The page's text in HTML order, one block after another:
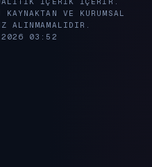
VE KURUMSAL
ALINMAMALIDIR.
03:52